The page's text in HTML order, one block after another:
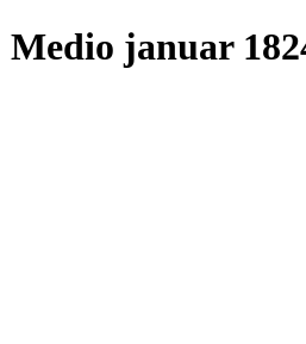
Medio januar